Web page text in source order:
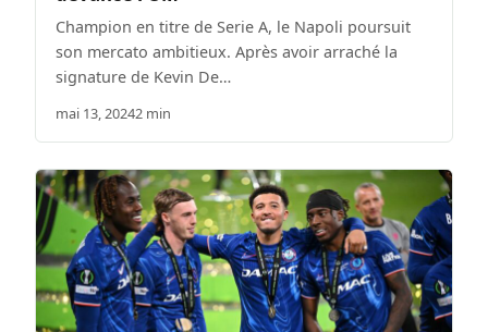
Champion en titre de Serie A, le Napoli poursuit
son mercato ambitieux. Après avoir arraché la
signature de Kevin De…
mai 13, 20242 min